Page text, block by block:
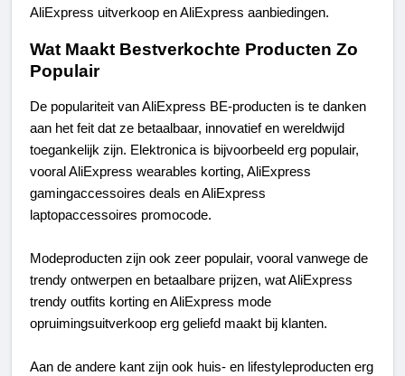
AliExpress uitverkoop en AliExpress aanbiedingen.
Wat Maakt Bestverkochte Producten Zo
Populair
De populariteit van AliExpress BE-producten is te danken
aan het feit dat ze betaalbaar, innovatief en wereldwijd
toegankelijk zijn. Elektronica is bijvoorbeeld erg populair,
vooral AliExpress wearables korting, AliExpress
gamingaccessoires deals en AliExpress
laptopaccessoires promocode.
Modeproducten zijn ook zeer populair, vooral vanwege de
trendy ontwerpen en betaalbare prijzen, wat AliExpress
trendy outfits korting en AliExpress mode
opruimingsuitverkoop erg geliefd maakt bij klanten.
Aan de andere kant zijn ook huis- en lifestyleproducten erg